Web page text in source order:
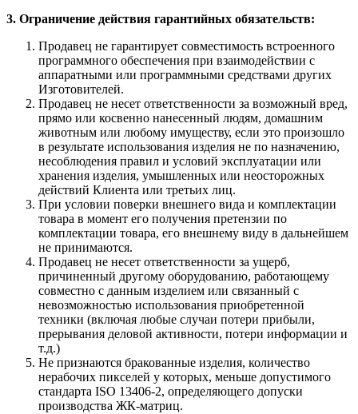
3. Ограничение действия гарантийных обязательств:
Продавец не гарантирует совместимость встроенного
программного обеспечения при взаимодействии с
аппаратными или программными средствами других
Изготовителей.
Продавец не несет ответственности за возможный вред,
прямо или косвенно нанесенный людям, домашним
животным или любому имуществу, если это произошло
в результате использования изделия не по назначению,
несоблюдения правил и условий эксплуатации или
хранения изделия, умышленных или неосторожных
действий Клиента или третьих лиц.
При условии поверки внешнего вида и комплектации
товара в момент его получения претензии по
комплектации товара, его внешнему виду в дальнейшем
не принимаются.
Продавец не несет ответственности за ущерб,
причиненный другому оборудованию, работающему
совместно с данным изделием или связанный с
невозможностью использования приобретенной
техники (включая любые случаи потери прибыли,
прерывания деловой активности, потери информации и
т.д.)
Не признаются бракованные изделия, количество
нерабочих пикселей у которых, меньше допустимого
стандарта ISO 13406-2, определяющего допуски
производства ЖК-матриц.